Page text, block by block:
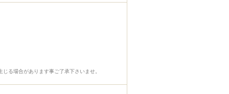
る場合があります事ご了承下さいませ。